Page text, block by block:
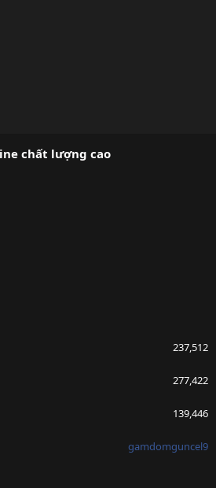
chất lượng cao
237,512
277,422
139,446
gamdomguncel9